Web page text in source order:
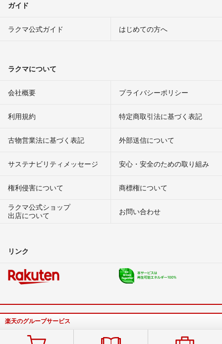
ガイド
ラクマ公式ガイド はじめての方へ
ラクマについて
会社概要 プライバシーポリシー
利用規約 特定商取引法に基づく表記
古物営業法に基づく表記 外部送信について
サステナビリティメッセージ 安心・安全のための取り組み
権利侵害について
商標権について
ラクマ公式ショップ
出店について
お問い合わせ
リンク
楽天のグループサービス